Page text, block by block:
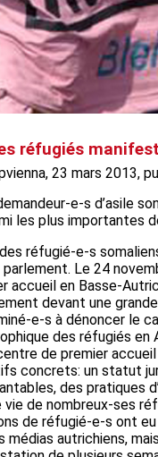
réfugiés
23 mars 2013,
e-s d’asile
les plus importantes
réfugié-e-s
Le 24
accueil en Basse-
devant une
e-s à dénoncer le
des réfugiés en
de premier
concrets: un statut
des pratiques
de nombreux-ses
de réfugié-e-s ont
médias autrichiens,